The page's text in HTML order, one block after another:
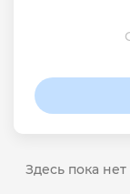
Здесь пока